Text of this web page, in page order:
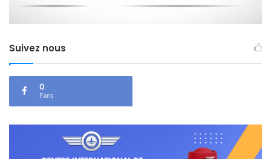
Suivez nous
0
Fans